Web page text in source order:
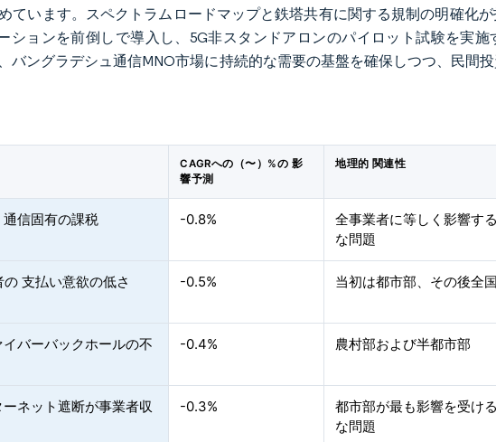
ています。スペクトラムロードマップと鉄塔共有に関する規制の明確化
ションを前倒しで導入し、5G非スタンドアロンのパイロット試験を実施
バングラデシュ通信MNO市場に持続的な需要の基盤を確保しつつ、民間
CAGRへの（〜）%の 影
響予測
地理的 関連性
信固有の課税 -0.8%
全事業者に等しく影響す
な問題
支払い意欲の低さ -0.5% 当初は都市部、その後全
バーバックホールの不
-0.4% 農村部および半都市部
ネット遮断が事業者収
-0.3%
都市部が最も影響を受け
な問題